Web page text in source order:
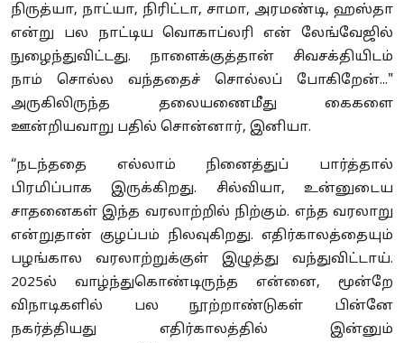
நிருத்யா, நாட்யா, நிரிட்டா, சாமா, அரமண்டி, ஹஸ்தா
என்று பல நாட்டிய வொகாப்லரி என் லேங்வேஜில்
நுழைந்துவிட்டது. நாளைக்குத்தான் சிவசக்தியிடம்
நாம் சொல்ல வந்ததைச் சொல்லப் போகிறேன்..."
அருகிலிருந்த தலையணைமீது கைகளை
ஊன்றியவாறு பதில் சொன்னார், இனியா.
“நடந்ததை எல்லாம் நினைத்துப் பார்த்தால்
பிரமிப்பாக இருக்கிறது. சில்வியா, உன்னுடைய
சாதனைகள் இந்த வரலாற்றில் நிற்கும். எந்த வரலாறு
என்றுதான் குழப்பம் நிலவுகிறது. எதிர்காலத்தையும்
பழங்கால வரலாற்றுக்குள் இழுத்து வந்துவிட்டாய்.
2025ல் வாழ்ந்துகொண்டிருந்த என்னை, மூன்றே
விநாடிகளில் பல நூற்றாண்டுகள் பின்னே
நகர்த்தியது எதிர்காலத்தில் இன்னும்